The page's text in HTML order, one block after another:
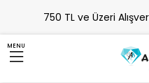
750 TL ve Üzeri
MENU